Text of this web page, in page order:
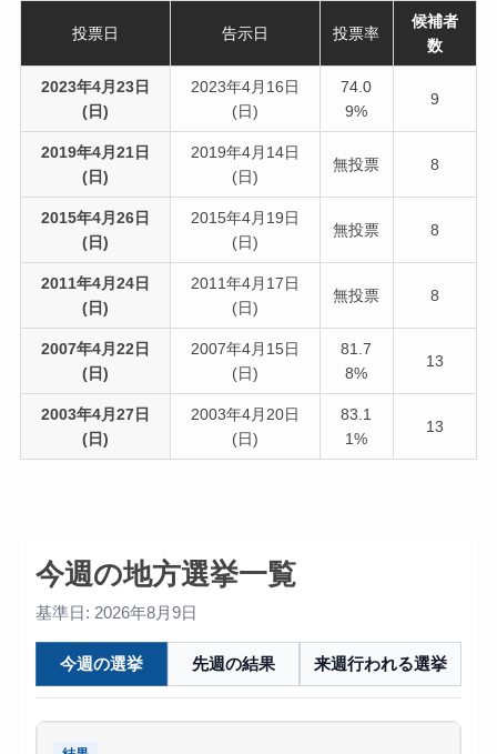
投票日 告示日 投票率
候補者
数
2023年4月23日
(日)
2023年4月16日
(日)
74.0
9%
9
2019年4月21日
(日)
2019年4月14日
(日)
無投票 8
2015年4月26日
(日)
2015年4月19日
(日)
無投票 8
2011年4月24日
(日)
2011年4月17日
(日)
無投票 8
2007年4月22日
(日)
2007年4月15日
(日)
81.7
8%
13
2003年4月27日
(日)
2003年4月20日
(日)
83.1
1%
13
今週の地方選挙一覧
基準日: 2026年8月9日
今週の選挙 先週の結果 来週行われる選挙